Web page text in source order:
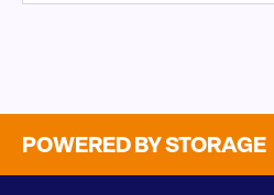
POWERED BY STORAGE